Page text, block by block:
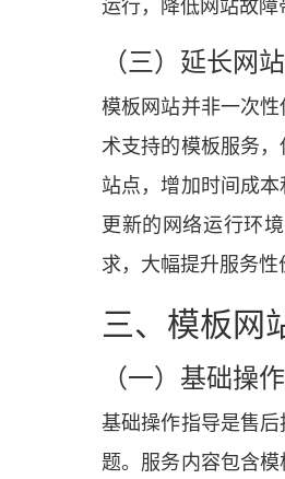
（三）延长网
模板网站并非一次
术支持的模板服务
站点，增加时间成
更新的网络运行环
求，大幅提升服务性
三、模板网
（一）基础操
基础操作指导是售
题。服务内容包含